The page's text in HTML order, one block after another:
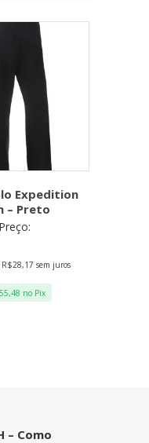
Expedition
– Preto
Preço:
R$28,17 sem juros
no Pix
– Como